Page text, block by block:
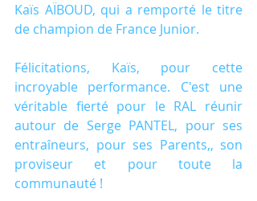
Kaïs AÏBOUD, qui a remporté le titre
de champion de France Junior.
Félicitations, Kaïs, pour cette
incroyable performance. C'est une
véritable fierté pour le RAL réunir
autour de Serge PANTEL, pour ses
entraîneurs, pour ses Parents,, son
proviseur et pour toute la
communauté !